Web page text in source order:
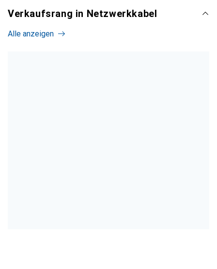
Verkaufsrang in Netzwerkkabel
Alle anzeigen